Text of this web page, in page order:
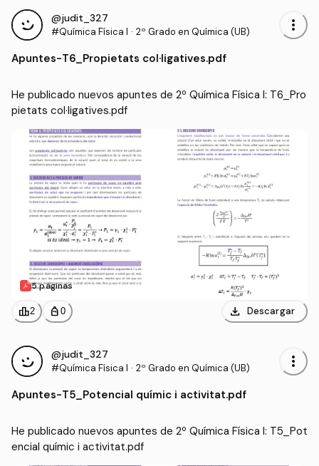
@judit_327
#Química Física I · 2º Grado en Química (UB) more_vert
Apuntes-T6_Propietats col·ligatives.pdf
He publicado nuevos apuntes de 2º Química Física I: T6_Pro
pietats col·ligatives.pdf
5 páginas
leaderboard2 personal_bag 0 download Descargar
@judit_327
#Química Física I · 2º Grado en Química (UB) more_vert
Apuntes-T5_Potencial químic i activitat.pdf
He publicado nuevos apuntes de 2º Química Física I: T5_Pot
encial químic i activitat.pdf